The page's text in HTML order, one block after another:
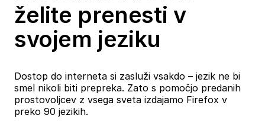
želite prenesti v
svojem jeziku
Dostop do interneta si zasluži vsakdo – jezik ne bi
smel nikoli biti prepreka. Zato s pomočjo predanih
prostovoljcev z vsega sveta izdajamo Firefox v
preko 90 jezikih.